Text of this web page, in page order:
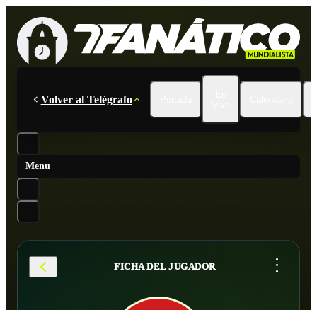
Volver al Telégrafo
Menu
FICHA DEL JUGADOR ...